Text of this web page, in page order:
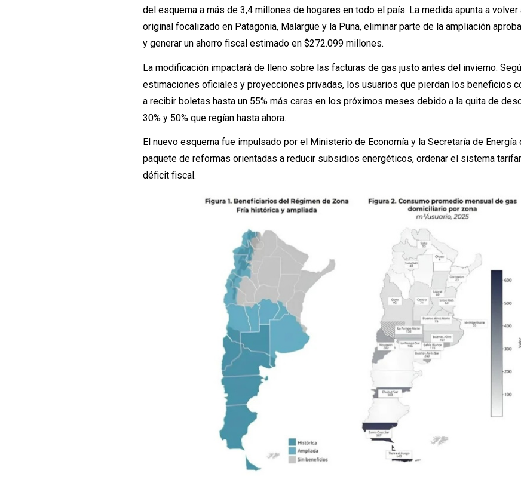
del esquema a más de 3,4 millones de hogares en todo el país. La medida apunta a volver
original focalizado en Patagonia, Malargüe y la Puna, eliminar parte de la ampliación
y generar un ahorro fiscal estimado en $272.099 millones.
La modificación impactará de lleno sobre las facturas de gas justo antes del invierno.
estimaciones oficiales y proyecciones privadas, los usuarios que pierdan los beneficios
a recibir boletas hasta un 55% más caras en los próximos meses debido a la quita de
30% y 50% que regían hasta ahora.
El nuevo esquema fue impulsado por el Ministerio de Economía y la Secretaría de Energía
paquete de reformas orientadas a reducir subsidios energéticos, ordenar el sistema
déficit fiscal.